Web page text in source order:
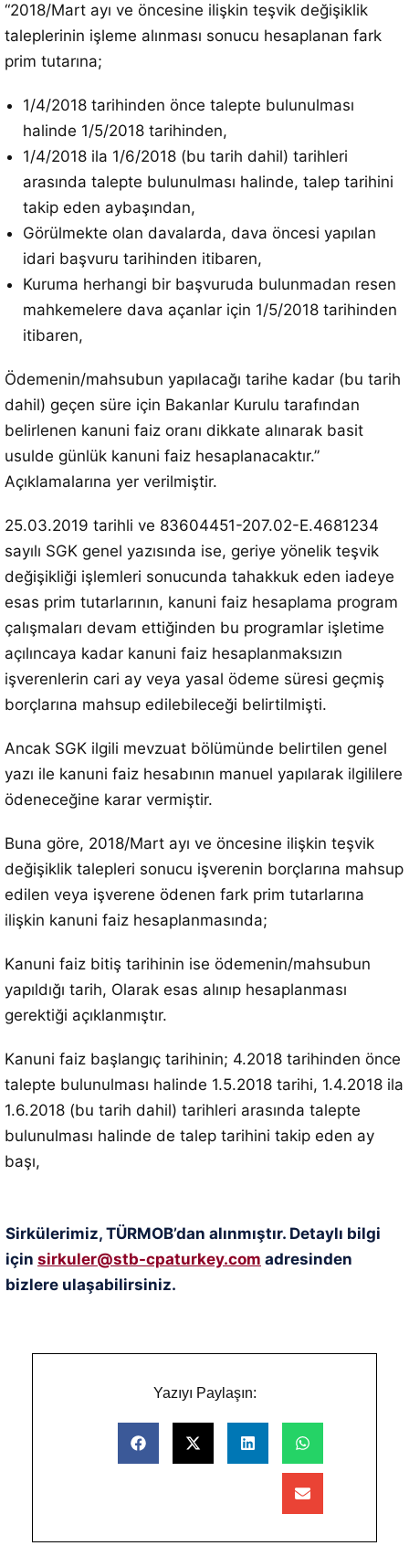
“2018/Mart ayı ve öncesine ilişkin teşvik değişiklik
taleplerinin işleme alınması sonucu hesaplanan fark
prim tutarına;
1/4/2018 tarihinden önce talepte bulunulması
halinde 1/5/2018 tarihinden,
1/4/2018 ila 1/6/2018 (bu tarih dahil) tarihleri
arasında talepte bulunulması halinde, talep tarihini
takip eden aybaşından,
Görülmekte olan davalarda, dava öncesi yapılan
idari başvuru tarihinden itibaren,
Kuruma herhangi bir başvuruda bulunmadan resen
mahkemelere dava açanlar için 1/5/2018 tarihinden
itibaren,
Ödemenin/mahsubun yapılacağı tarihe kadar (bu tarih
dahil) geçen süre için Bakanlar Kurulu tarafından
belirlenen kanuni faiz oranı dikkate alınarak basit
usulde günlük kanuni faiz hesaplanacaktır.”
Açıklamalarına yer verilmiştir.
25.03.2019 tarihli ve 83604451-207.02-E.4681234
sayılı SGK genel yazısında ise, geriye yönelik teşvik
değişikliği işlemleri sonucunda tahakkuk eden iadeye
esas prim tutarlarının, kanuni faiz hesaplama program
çalışmaları devam ettiğinden bu programlar işletime
açılıncaya kadar kanuni faiz hesaplanmaksızın
işverenlerin cari ay veya yasal ödeme süresi geçmiş
borçlarına mahsup edilebileceği belirtilmişti.
Ancak SGK ilgili mevzuat bölümünde belirtilen genel
yazı ile kanuni faiz hesabının manuel yapılarak ilgililere
ödeneceğine karar vermiştir.
Buna göre, 2018/Mart ayı ve öncesine ilişkin teşvik
değişiklik talepleri sonucu işverenin borçlarına mahsup
edilen veya işverene ödenen fark prim tutarlarına
ilişkin kanuni faiz hesaplanmasında;
Kanuni faiz bitiş tarihinin ise ödemenin/mahsubun
yapıldığı tarih, Olarak esas alınıp hesaplanması
gerektiği açıklanmıştır.
Kanuni faiz başlangıç tarihinin; 4.2018 tarihinden önce
talepte bulunulması halinde 1.5.2018 tarihi, 1.4.2018 ila
1.6.2018 (bu tarih dahil) tarihleri arasında talepte
bulunulması halinde de talep tarihini takip eden ay
başı,
Sirkülerimiz, TÜRMOB’dan alınmıştır. Detaylı bilgi
için sirkuler@stb-cpaturkey.com adresinden
bizlere ulaşabilirsiniz.
Yazıyı Paylaşın: